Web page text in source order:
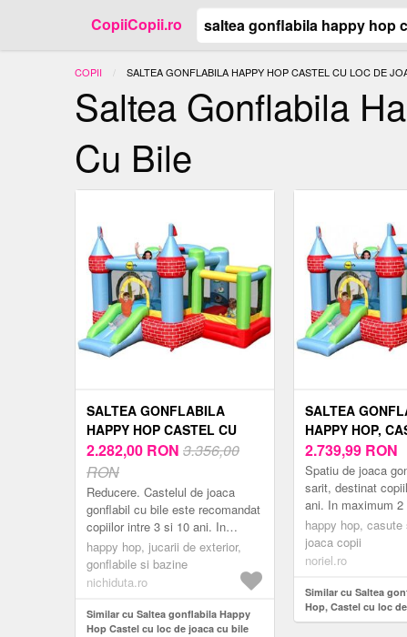
CopiiCopii.ro
COPII ACTUAL:
SALTEA GONFLABILA HAPPY HOP CASTEL CU LOC DE
Saltea Gonflabila
Cu Bile
SALTEA GONFLABILA
HAPPY HOP CASTEL CU
LOC DE JOACA CU BILE
2.282,00 RON 3.356,00
RON
Reducere. Castelul de joaca
gonflabil cu bile este recomandat
copiilor intre 3 si 10 ani. In
maxim 2 minute spatiul de joaca
este pregatit pentru a fi explor...
happy hop, jucarii de exterior,
gonflabile si bazine
nichiduta.ro
Similar cu Saltea gonflabila Happy
Hop Castel cu loc de joaca cu bile
SALTEA
HAPPY HOP,
LOC DE JOACA
2.739,99 RON
Spatiu de joaca
sarit, destinat
ani. In maximum
de joaca este
explorat de c...
happy hop,
joaca copii
noriel.ro
Similar cu Saltea
Hop, Castel cu loc